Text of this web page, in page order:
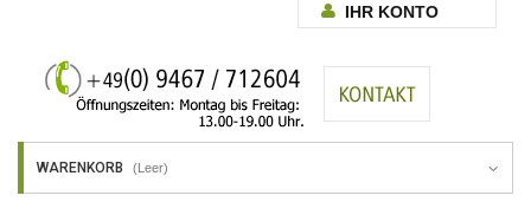
IHR KONTO
WARENKORB (Leer)